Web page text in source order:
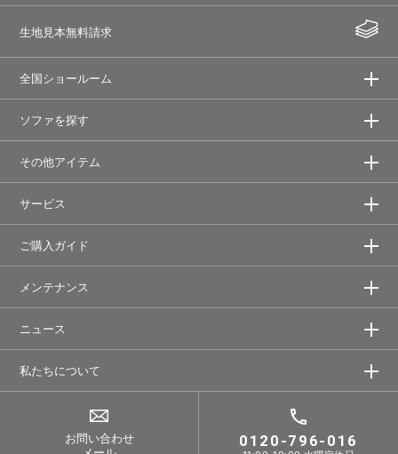
生地見本無料請求
全国ショールーム
ソファを探す
その他アイテム
サービス
ご購入ガイド
メンテナンス
ニュース
私たちについて
お問い合わせ
0120-796-016